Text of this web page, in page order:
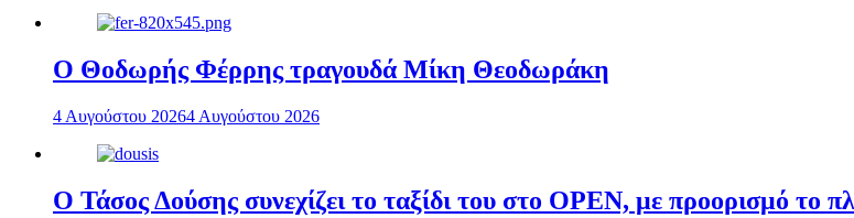
Ο Θοδωρής Φέρρης τραγουδά Μίκη Θεοδωράκη
4 Αυγούστου 20264 Αυγούστου 2026
Ο Τάσος Δούσης συνεχίζει το ταξίδι του στο OPEN, με προορισμό το